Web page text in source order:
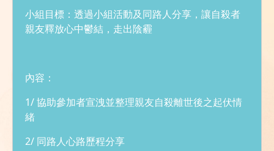
陪您走過高山低谷
2024/25年同路人互助
小組目標：透過小組活動及同路人分享，讓自殺者
親友釋放心中鬱結，走出陰霾
內容：
1/ 協助參加者宣洩並整理親友自殺離世後之起伏情
緒
2/ 同路人心路歷程分享